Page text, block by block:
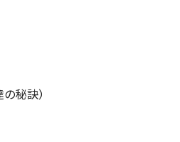
秘訣）